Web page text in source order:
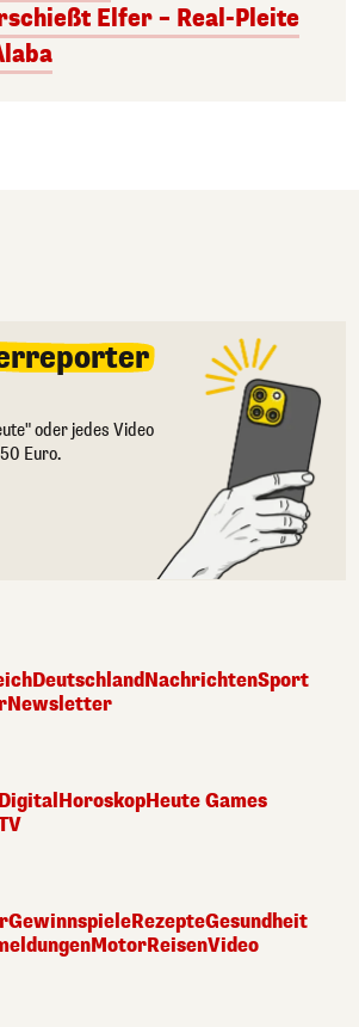
Elfer – Real-Pleite
oder jedes Video
Euro.
DeutschlandNachrichtenSport
Newsletter
Digital HoroskopHeute Games
GewinnspieleRezepteGesundheit
MotorReisenVideo